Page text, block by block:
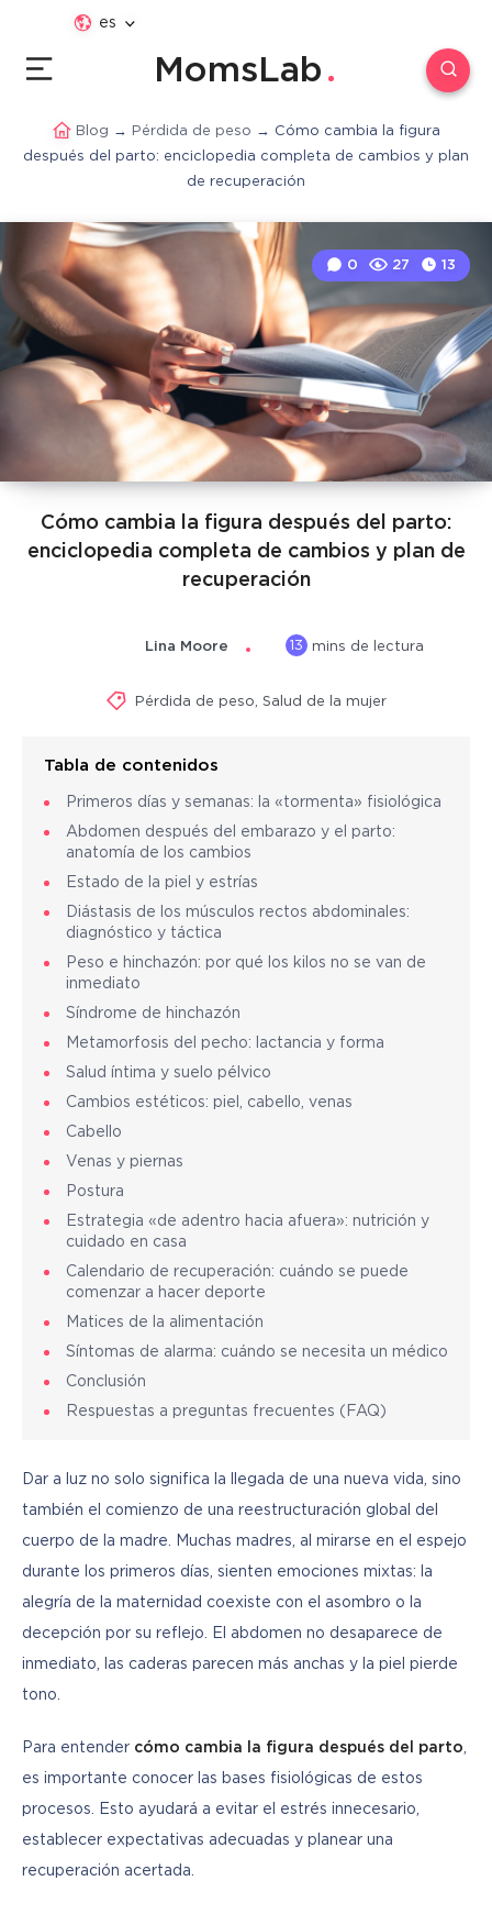
es
MomsLab
Blog → Pérdida de peso → Cómo cambia la figura
después del parto: enciclopedia completa de cambios y plan
de recuperación
Cómo cambia la figura después del parto:
enciclopedia completa de cambios y plan de
recuperación
0 27 13
Lina Moore 13 mins de lectura
Pérdida de peso Salud de la mujer
Tabla de contenidos
Primeros días y semanas: la «tormenta» fisiológica
Abdomen después del embarazo y el parto:
anatomía de los cambios
Estado de la piel y estrías
Diástasis de los músculos rectos abdominales:
diagnóstico y táctica
Peso e hinchazón: por qué los kilos no se van de
inmediato
Síndrome de hinchazón
Metamorfosis del pecho: lactancia y forma
Salud íntima y suelo pélvico
Cambios estéticos: piel, cabello, venas
Cabello
Venas y piernas
Postura
Estrategia «de adentro hacia afuera»: nutrición y
cuidado en casa
Calendario de recuperación: cuándo se puede
comenzar a hacer deporte
Matices de la alimentación
Síntomas de alarma: cuándo se necesita un médico
Conclusión
Respuestas a preguntas frecuentes (FAQ)
Dar a luz no solo significa la llegada de una nueva vida, sino
también el comienzo de una reestructuración global del
cuerpo de la madre. Muchas madres, al mirarse en el espejo
durante los primeros días, sienten emociones mixtas: la
alegría de la maternidad coexiste con el asombro o la
decepción por su reflejo. El abdomen no desaparece de
inmediato, las caderas parecen más anchas y la piel pierde
tono.
Para entender cómo cambia la figura después del parto
es importante conocer las bases fisiológicas de estos
procesos. Esto ayudará a evitar el estrés innecesario,
establecer expectativas adecuadas y planear una
recuperación acertada.